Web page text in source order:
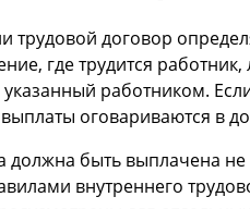
трудовой договор
где трудится
указанный работником.
оговариваются в
должна быть выплачена
внутреннего